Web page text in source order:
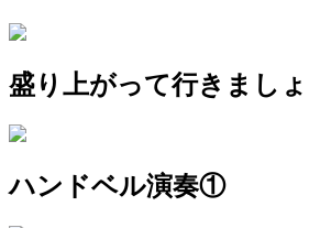
盛り上がって行きましょ
ハンドベル演奏①